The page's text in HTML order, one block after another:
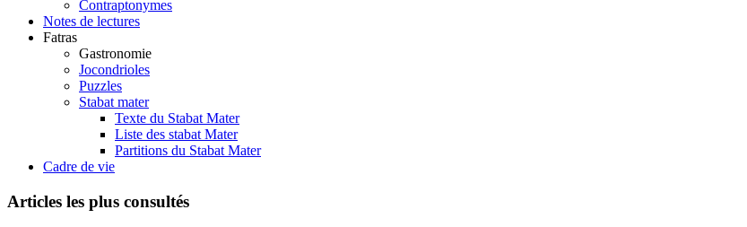
Contraptonymes
Notes de lectures
Fatras
Gastronomie
Jocondrioles
Puzzles
Stabat mater
Texte du Stabat Mater
Liste des stabat Mater
Partitions du Stabat Mater
Cadre de vie
Articles les plus consultés